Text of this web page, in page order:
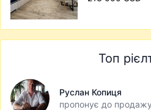
Топ
Руслан Копиця
пропонує до